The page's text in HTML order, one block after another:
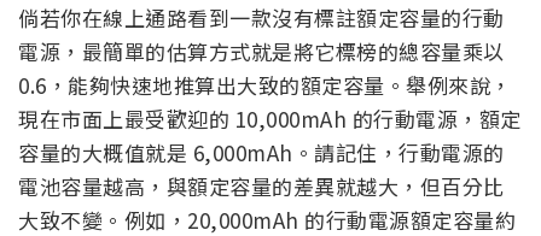
倘若你在線上通路看到一款沒有標註額定容量的行動
電源，最簡單的估算方式就是將它標榜的總容量乘以
0.6，能夠快速地推算出大致的額定容量。舉例來說，
現在市面上最受歡迎的 10,000mAh 的行動電源，額定
容量的大概值就是 6,000mAh。請記住，行動電源的
電池容量越高，與額定容量的差異就越大，但百分比
大致不變。例如，20,000mAh 的行動電源額定容量約